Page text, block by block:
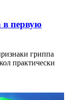
в первую
гриппа
практически